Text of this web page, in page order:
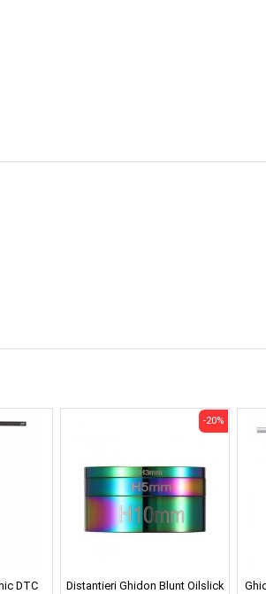
DTC
Distantieri Ghidon Blunt Oilslick
-20%